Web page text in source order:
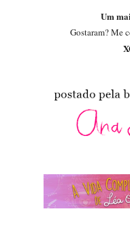
Um
Gostaram? Me